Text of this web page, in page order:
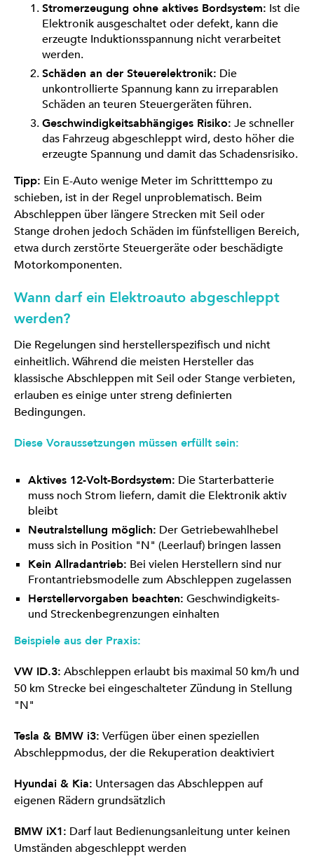
Stromerzeugung ohne aktives Bordsystem: Ist die
Elektronik ausgeschaltet oder defekt, kann die
erzeugte Induktionsspannung nicht verarbeitet
werden.
Schäden an der Steuerelektronik: Die
unkontrollierte Spannung kann zu irreparablen
Schäden an teuren Steuergeräten führen.
Geschwindigkeitsabhängiges Risiko: Je schneller
das Fahrzeug abgeschleppt wird, desto höher die
erzeugte Spannung und damit das Schadensrisiko.
Tipp: Ein E-Auto wenige Meter im Schritttempo zu
schieben, ist in der Regel unproblematisch. Beim
Abschleppen über längere Strecken mit Seil oder
Stange drohen jedoch Schäden im fünfstelligen Bereich,
etwa durch zerstörte Steuergeräte oder beschädigte
Motorkomponenten.
Wann darf ein Elektroauto abgeschleppt
werden?
Die Regelungen sind herstellerspezifisch und nicht
einheitlich. Während die meisten Hersteller das
klassische Abschleppen mit Seil oder Stange verbieten,
erlauben es einige unter streng definierten
Bedingungen.
Diese Voraussetzungen müssen erfüllt sein:
Aktives 12-Volt-Bordsystem: Die Starterbatterie
muss noch Strom liefern, damit die Elektronik aktiv
bleibt
Neutralstellung möglich: Der Getriebewahlhebel
muss sich in Position "N" (Leerlauf) bringen lassen
Kein Allradantrieb: Bei vielen Herstellern sind nur
Frontantriebsmodelle zum Abschleppen zugelassen
Herstellervorgaben beachten: Geschwindigkeits-
und Streckenbegrenzungen einhalten
Beispiele aus der Praxis:
VW ID.3: Abschleppen erlaubt bis maximal 50 km/h und
50 km Strecke bei eingeschalteter Zündung in Stellung
"N"
Tesla & BMW i3: Verfügen über einen speziellen
Abschleppmodus, der die Rekuperation deaktiviert
Hyundai & Kia: Untersagen das Abschleppen auf
eigenen Rädern grundsätzlich
BMW iX1: Darf laut Bedienungsanleitung unter keinen
Umständen abgeschleppt werden